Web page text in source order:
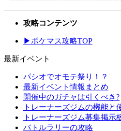
攻略コンテンツ
▶ポケマス攻略TOP
最新イベント
パシオでオモテ祭り！？
最新イベント情報まとめ
開催中のガチャは引くべき?
トレーナーズジムの機能と
トレーナーズジム募集掲示
バトルラリーの攻略